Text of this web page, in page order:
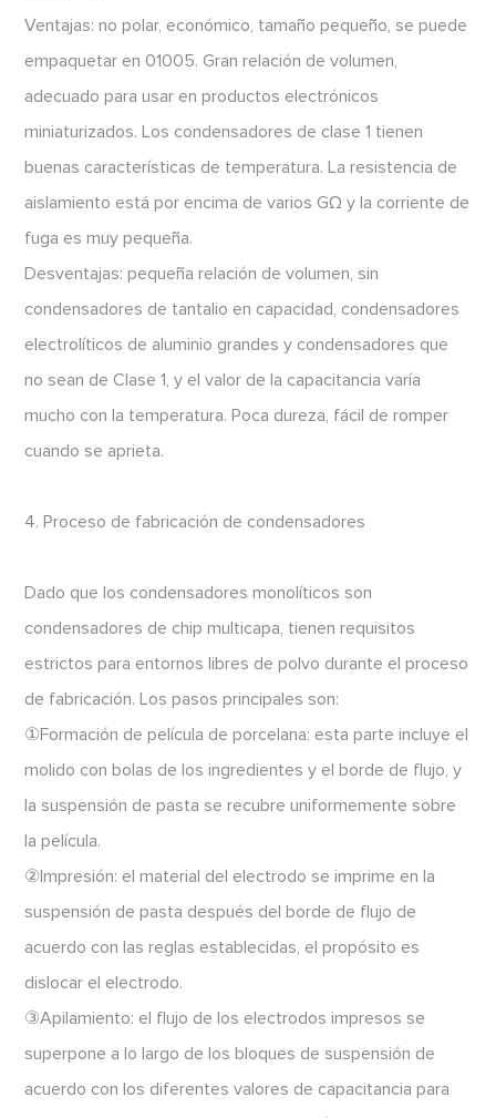
Ventajas: no polar, económico, tamaño pequeño, se puede
empaquetar en 01005. Gran relación de volumen,
adecuado para usar en productos electrónicos
miniaturizados. Los condensadores de clase 1 tienen
buenas características de temperatura. La resistencia de
aislamiento está por encima de varios GΩ y la corriente de
fuga es muy pequeña.
Desventajas: pequeña relación de volumen, sin
condensadores de tantalio en capacidad, condensadores
electrolíticos de aluminio grandes y condensadores que
no sean de Clase 1, y el valor de la capacitancia varía
mucho con la temperatura. Poca dureza, fácil de romper
cuando se aprieta.
4. Proceso de fabricación de condensadores
Dado que los condensadores monolíticos son
condensadores de chip multicapa, tienen requisitos
estrictos para entornos libres de polvo durante el proceso
de fabricación. Los pasos principales son:
①Formación de película de porcelana: esta parte incluye el
molido con bolas de los ingredientes y el borde de flujo, y
la suspensión de pasta se recubre uniformemente sobre
la película.
②Impresión: el material del electrodo se imprime en la
suspensión de pasta después del borde de flujo de
acuerdo con las reglas establecidas, el propósito es
dislocar el electrodo.
③Apilamiento: el flujo de los electrodos impresos se
superpone a lo largo de los bloques de suspensión de
acuerdo con los diferentes valores de capacitancia para